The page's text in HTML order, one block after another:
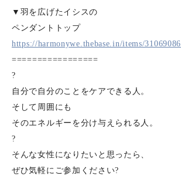
▼羽を広げたイシスの
ペンダントトップ
https://harmonywe.thebase.in/items/31069086
=================
?
自分で自分のことをケアできる人。
そして周囲にも
そのエネルギーを分け与えられる人。
?
そんな女性になりたいと思ったら、
ぜひ気軽にご参加ください?